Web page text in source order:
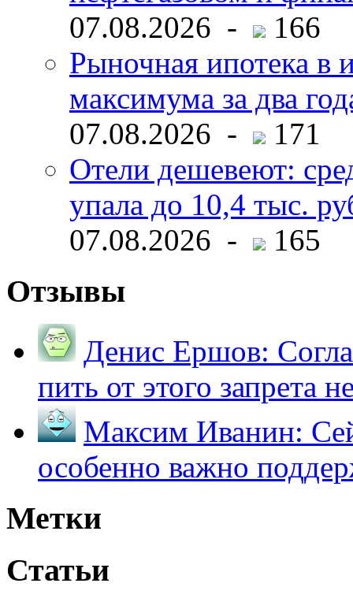
07.08.2026 -
166
Рыночная ипотека в
максимума за два
07.08.2026 -
171
Отели дешевеют:
упала до 10,4 тыс.
07.08.2026 -
165
Отзывы
Денис Ершов:
пить от этого запрета
Максим Иванин:
особенно важно
Метки
Статьи